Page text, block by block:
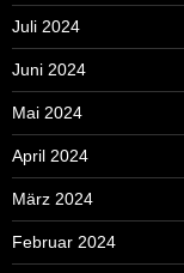
Juli 2024
Juni 2024
Mai 2024
April 2024
März 2024
Februar 2024